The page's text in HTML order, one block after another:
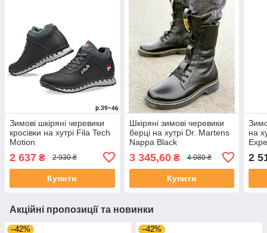
Зимові шкіряні черевики
кросівки на хутрі Fila Tech
Motion
2 637 ₴ 2 930 ₴
Купити
Шкіряні зимові черевики
берці на хутрі Dr. Martens
Nappa Black
3 345,60₴ 4 080 ₴
Купити
на
2
Акційні пропозиції та новинки
–42% –42%